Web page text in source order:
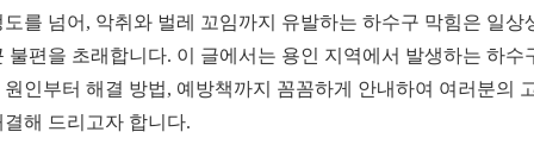
도를 넘어, 악취와 벌레 꼬임까지 유발하는 하수구 막힘은 일상
불편을 초래합니다. 이 글에서는 용인 지역에서 발생하는 하수
원인부터 해결 방법, 예방책까지 꼼꼼하게 안내하여 여러분의
결해 드리고자 합니다.